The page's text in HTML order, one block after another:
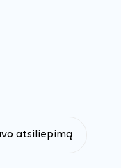
atsiliepimą